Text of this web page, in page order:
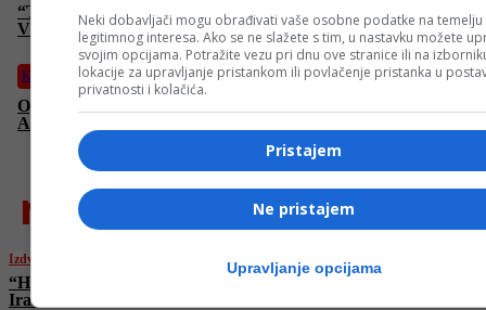
“Trojka” spasila “Bosnu”! Nikšić najavio ogromnu podršku
Vlade FBiH, Kantona Sarajevo i “BH Telecoma”
Košarka
Oglasio se Magoda nakon sapštenja KK Bosne da neće igrati u
ABBA ligi: Građani imaju pravo znati istinu
najnovije
Izdvojeno
“Hamas” zaprijetio Americi nakon napada na
Iran: “Obećavamo…”
Neki dobavljači mogu obrađivati vaše osobne podatke na temelju
legitimnog interesa. Ako se ne slažete s tim, u nastavku možete
svojim opcijama. Potražite vezu pri dnu ove stranice ili na
lokacije za upravljanje pristankom ili povlačenje pristanka u
privatnosti i kolačića.
Pristajem
Ne pristajem
Upravljanje opcijama